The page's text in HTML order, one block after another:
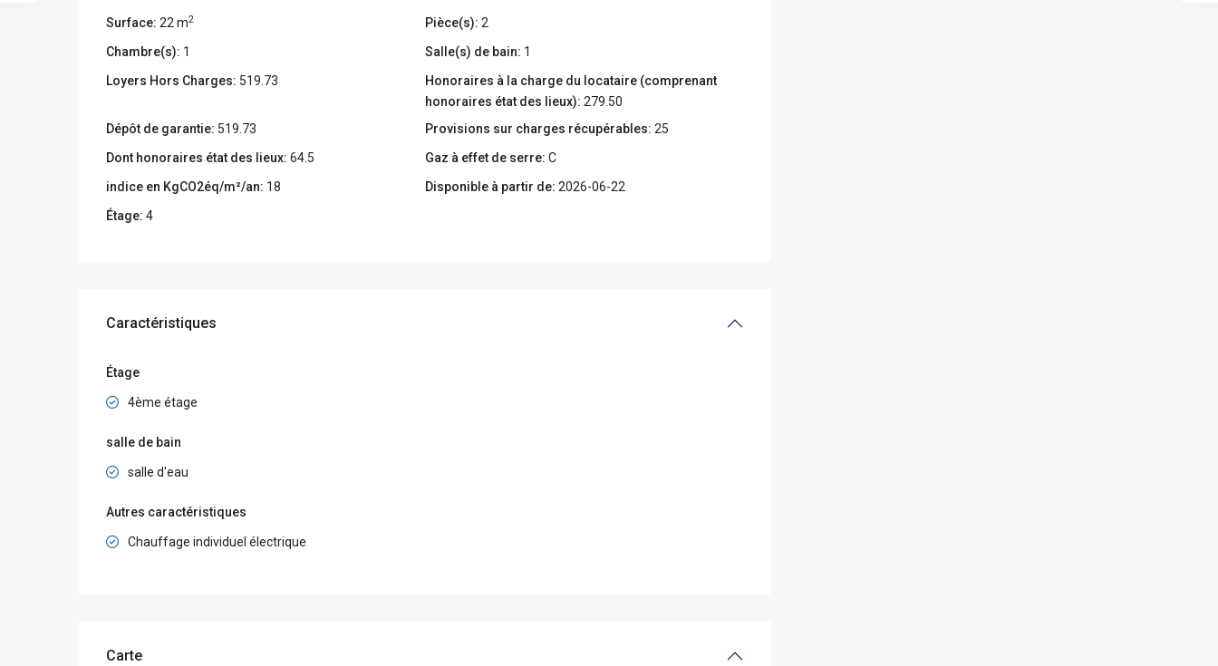
Surface: 22 m2 Pièce(s): 2
Chambre(s): 1 Salle(s) de bain: 1
Loyers Hors Charges: 519.73
Honoraires à la charge du locataire (comprenant
honoraires état des lieux): 279.50
Dépôt de garantie: 519.73 Provisions sur charges récupérables: 25
Dont honoraires état des lieux: 64.5 Gaz à effet de serre: C
indice en KgCO2éq/m²/an: 18 Disponible à partir de: 2026-06-22
Étage: 4
Caractéristiques
Étage
4ème étage
salle de bain
salle d'eau
Autres caractéristiques
Chauffage individuel électrique
Carte